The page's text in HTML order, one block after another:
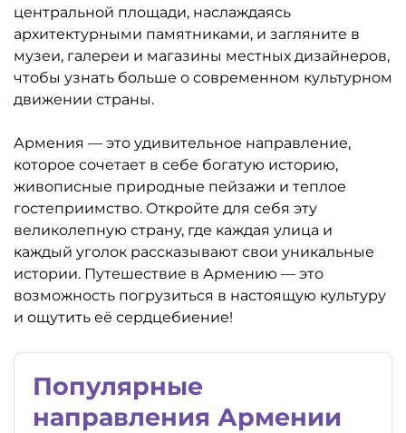
центральной площади, наслаждаясь
архитектурными памятниками, и загляните в
музеи, галереи и магазины местных дизайнеров,
чтобы узнать больше о современном культурном
движении страны.
Армения — это удивительное направление,
которое сочетает в себе богатую историю,
живописные природные пейзажи и теплое
гостеприимство. Откройте для себя эту
великолепную страну, где каждая улица и
каждый уголок рассказывают свои уникальные
истории. Путешествие в Армению — это
возможность погрузиться в настоящую культуру
и ощутить её сердцебиение!
Популярные
направления Армении